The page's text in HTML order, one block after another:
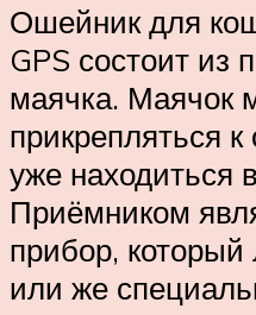
Ошейник для
GPS состоит из
маячка. Маячок
прикрепляться
уже находиться
Приёмником
прибор, который
или же